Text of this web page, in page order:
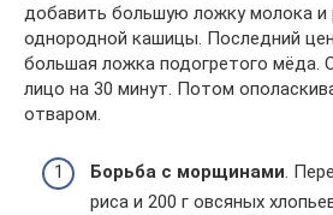
добавить большую ложку молока и
однородной кашицы. Последний
большая ложка подогретого мёда.
лицо на 30 минут. Потом
отваром.
Борьба с морщинами.
риса и 200 г овсяных